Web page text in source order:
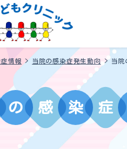
情報 > 当院の感染症発生動向 > 当院
の 感 染 症